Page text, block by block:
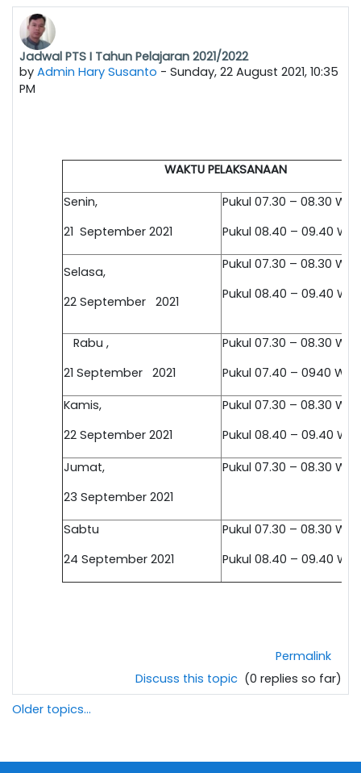
Jadwal PTS I Tahun Pelajaran 2021/2022
by Admin Hary Susanto - Sunday, 22 August 2021, 10:35
PM
WAKTU PELAKSANAAN
Senin,
21 September 2021
Pukul 07.30 – 08.30 WIB
Pukul 08.40 – 09.40 WIB
Selasa,
22 September 2021
Pukul 07.30 – 08.30 WIB
Pukul 08.40 – 09.40 WIB
Rabu ,
21 September 2021
Pukul 07.30 – 08.30 WIB
Pukul 07.40 – 0940 WIB
Kamis,
22 September 2021
Pukul 07.30 – 08.30 WIB
Pukul 08.40 – 09.40 WIB
Jumat,
23 September 2021
Pukul 07.30 – 08.30 WIB
Sabtu
24 September 2021
Pukul 07.30 – 08.30 WIB
Pukul 08.40 – 09.40 WIB
Permalink
Discuss this topic (0 replies so far)
Older topics...